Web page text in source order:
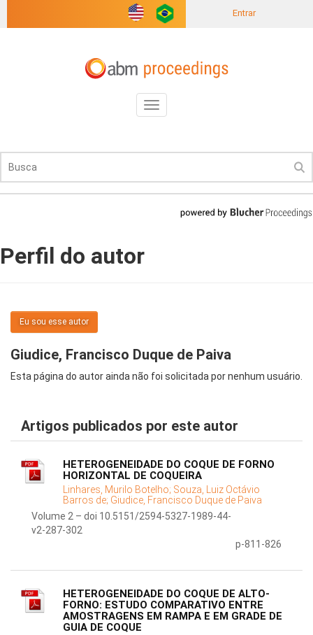
Entrar
Toggle
navigation
Perfil do autor
Eu sou esse autor
Giudice, Francisco Duque de Paiva
Esta página do autor ainda não foi solicitada por nenhum usuário.
Artigos publicados por este autor
HETEROGENEIDADE DO COQUE DE FORNO
HORIZONTAL DE COQUEIRA
Linhares, Murilo Botelho; Souza, Luiz Octávio
Barros de; Giudice, Francisco Duque de Paiva
Volume 2 – doi 10.5151/2594-5327-1989-44-
v2-287-302
p-811-826
HETEROGENEIDADE DO COQUE DE ALTO-
FORNO: ESTUDO COMPARATIVO ENTRE
AMOSTRAGENS EM RAMPA E EM GRADE DE
GUIA DE COQUE